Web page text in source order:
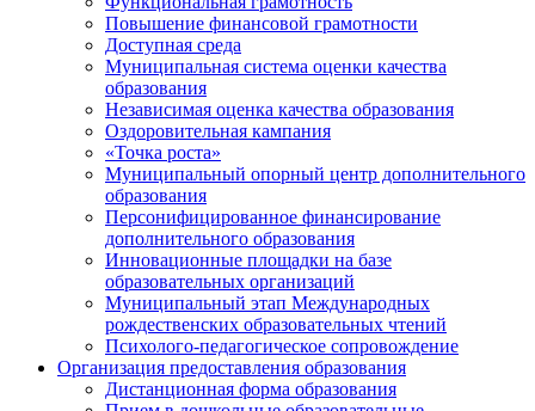
Повышение финансовой грамотности
Доступная среда
Муниципальная система оценки качества
образования
Независимая оценка качества образования
Оздоровительная кампания
«Точка роста»
Муниципальный опорный центр дополнительного
образования
Персонифицированное финансирование
дополнительного образования
Инновационные площадки на базе
образовательных организаций
Муниципальный этап Международных
рождественских образовательных чтений
Психолого-педагогическое сопровождение
Организация предоставления образования
Дистанционная форма образования